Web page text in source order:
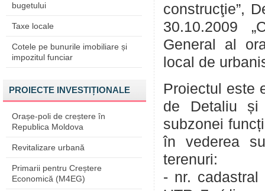
bugetului
Taxe locale
Cotele pe bunurile imobiliare și
impozitul funciar
PROIECTE INVESTIȚIONALE
Orașe-poli de creștere în
Republica Moldova
Revitalizare urbană
Primarii pentru Creștere
Economică (M4EG)
construcţie”,
30.10.2009
General al
local de
Proiectul este
de Detaliu și
subzonei
în vederea
terenuri:
- nr.